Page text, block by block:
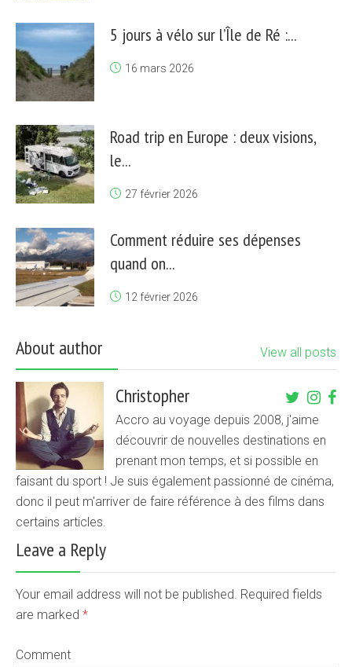
5 jours à vélo sur l’Île de Ré :...
16 mars 2026
Road trip en Europe : deux visions,
le...
27 février 2026
Comment réduire ses dépenses
quand on...
12 février 2026
About author View all posts
Christopher
Accro au voyage depuis 2008, j'aime
découvrir de nouvelles destinations en
prenant mon temps, et si possible en
faisant du sport ! Je suis également passionné de cinéma,
donc il peut m'arriver de faire référence à des films dans
certains articles.
Leave a Reply
Your email address will not be published. Required fields
are marked *
Comment